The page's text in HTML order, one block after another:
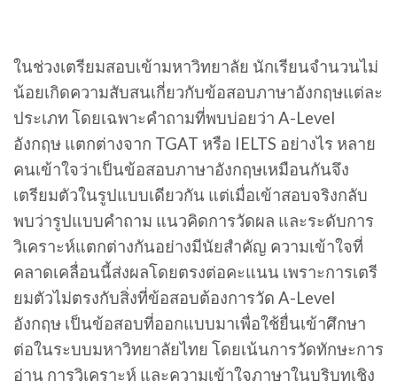
ในช่วงเตรียมสอบเข้ามหาวิทยาลัย นักเรียนจำนวนไม่
น้อยเกิดความสับสนเกี่ยวกับข้อสอบภาษาอังกฤษแต่ละ
ประเภท โดยเฉพาะคำถามที่พบบ่อยว่า A-Level
อังกฤษ แตกต่างจาก TGAT หรือ IELTS อย่างไร หลาย
คนเข้าใจว่าเป็นข้อสอบภาษาอังกฤษเหมือนกันจึง
เตรียมตัวในรูปแบบเดียวกัน แต่เมื่อเข้าสอบจริงกลับ
พบว่ารูปแบบคำถาม แนวคิดการวัดผล และระดับการ
วิเคราะห์แตกต่างกันอย่างมีนัยสำคัญ ความเข้าใจที่
คลาดเคลื่อนนี้ส่งผลโดยตรงต่อคะแนน เพราะการเตรี
ยมตัวไม่ตรงกับสิ่งที่ข้อสอบต้องการวัด A-Level
อังกฤษ เป็นข้อสอบที่ออกแบบมาเพื่อใช้ยื่นเข้าศึกษา
ต่อในระบบมหาวิทยาลัยไทย โดยเน้นการวัดทักษะการ
อ่าน การวิเคราะห์ และความเข้าใจภาษาในบริบทเชิง